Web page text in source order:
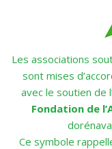
Les associations
sont mises
avec le soutien de
Fondation de
Ce symbole